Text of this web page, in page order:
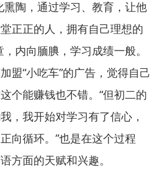
陶，通过学习、教育，让他
正正的人，拥有自己理想的
内向腼腆，学习成绩一般。
“小吃车”的广告，觉得自己
个能赚钱也不错。“但初二的
，我开始对学习有了信心，
向循环。”也是在这个过程
方面的天赋和兴趣。